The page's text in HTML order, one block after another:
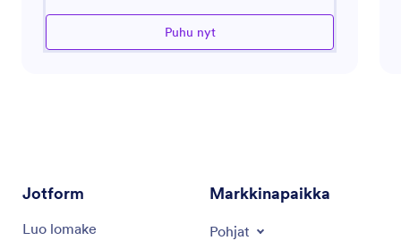
valmis opastamaan sinua. Käytännön ratkaisuihin
keskittyen sen tavoitteena on parantaa
Puhu nyt
Jotform
Luo lomake
Markkinapaikka
Pohjat